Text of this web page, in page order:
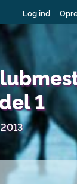
Log ind
1